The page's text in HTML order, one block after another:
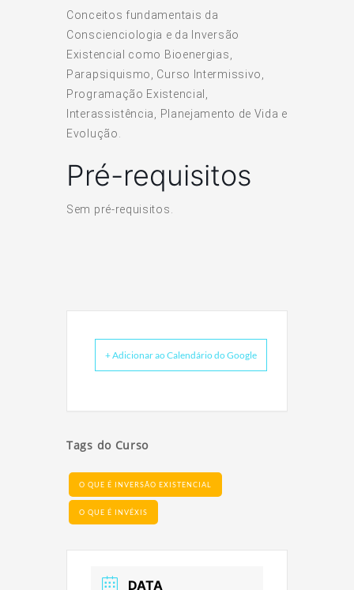
Conceitos fundamentais da
Conscienciologia e da Inversão
Existencial como Bioenergias,
Parapsiquismo, Curso Intermissivo,
Programação Existencial,
Interassistência, Planejamento de Vida e
Evolução.
Pré-requisitos
Sem pré-requisitos.
+ Adicionar ao Calendário do Google
Tags do Curso
O QUE É INVERSÃO EXISTENCIAL
O QUE É INVÉXIS
DATA